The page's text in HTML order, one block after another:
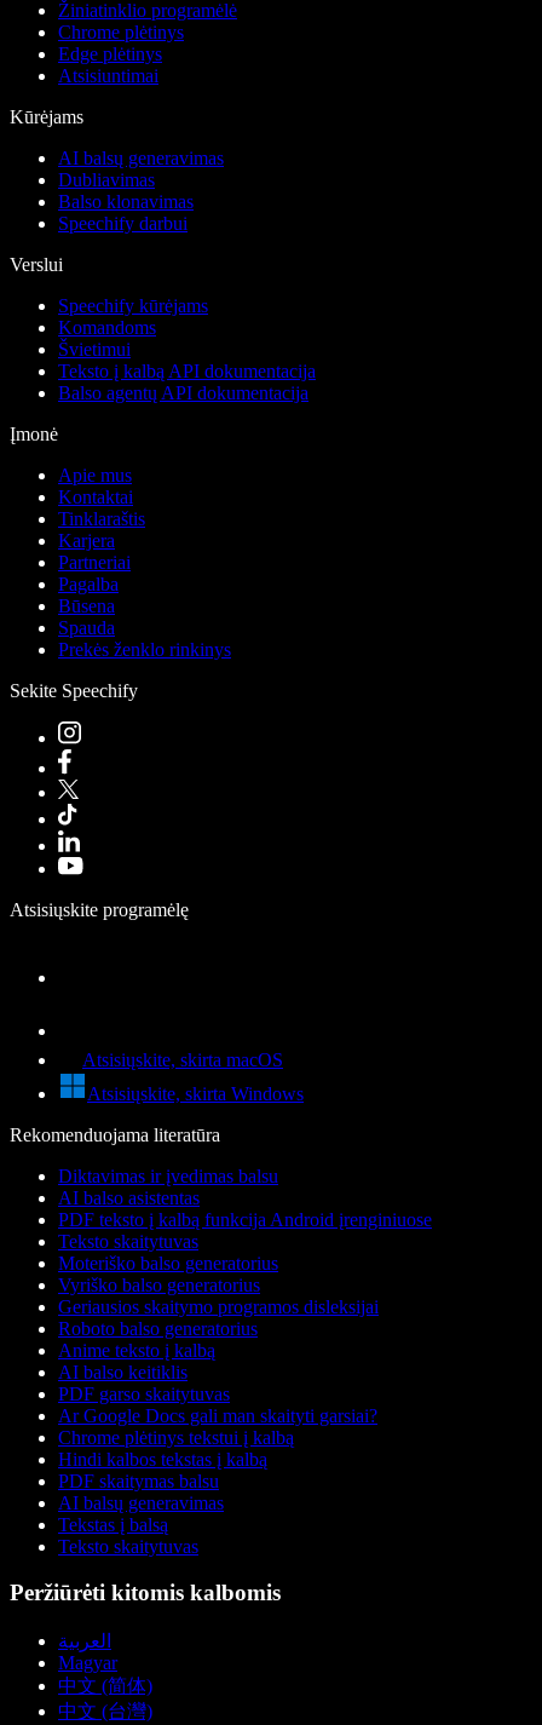
Žiniatinklio programėlė
Chrome plėtinys
Edge plėtinys
Atsisiuntimai
Kūrėjams
AI balsų generavimas
Dubliavimas
Balso klonavimas
Speechify darbui
Verslui
Speechify kūrėjams
Komandoms
Švietimui
Teksto į kalbą API dokumentacija
Balso agentų API dokumentacija
Įmonė
Apie mus
Kontaktai
Tinklaraštis
Karjera
Partneriai
Pagalba
Būsena
Spauda
Prekės ženklo rinkinys
Sekite Speechify
Atsisiųskite programėlę
Atsisiųskite, skirta macOS
Atsisiųskite, skirta Windows
Rekomenduojama literatūra
Diktavimas ir įvedimas balsu
AI balso asistentas
PDF teksto į kalbą funkcija Android įrenginiuose
Teksto skaitytuvas
Moteriško balso generatorius
Vyriško balso generatorius
Geriausios skaitymo programos disleksijai
Roboto balso generatorius
Anime teksto į kalbą
AI balso keitiklis
PDF garso skaitytuvas
Ar Google Docs gali man skaityti garsiai?
Chrome plėtinys tekstui į kalbą
Hindi kalbos tekstas į kalbą
PDF skaitymas balsu
AI balsų generavimas
Tekstas į balsą
Teksto skaitytuvas
Peržiūrėti kitomis kalbomis
العربية
Magyar
中文 (简体)
中文 (台灣)